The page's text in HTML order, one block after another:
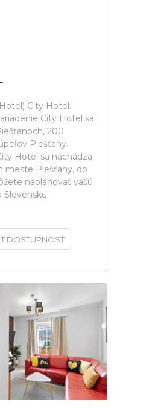
City Hotel.
City Hotel sa
200
Piešťany.
Hotel sa nachádza
meste Piešťany, do
naplánovať vašú
Slovensku.
DOSTUPNOSŤ